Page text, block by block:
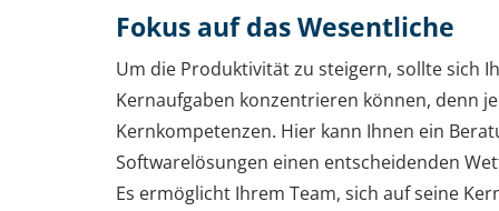
Fokus auf das Wesentliche
Um die Produktivität zu steigern, sollte sich
Kernaufgaben konzentrieren können, denn
Kernkompetenzen. Hier kann Ihnen ein
Softwarelösungen einen entscheidenden
Es ermöglicht Ihrem Team, sich auf seine